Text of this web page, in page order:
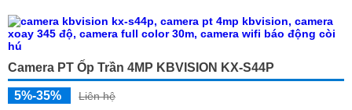
Camera PT Ốp Trần 4MP KBVISION KX-S44P
5%-35% Liên hệ